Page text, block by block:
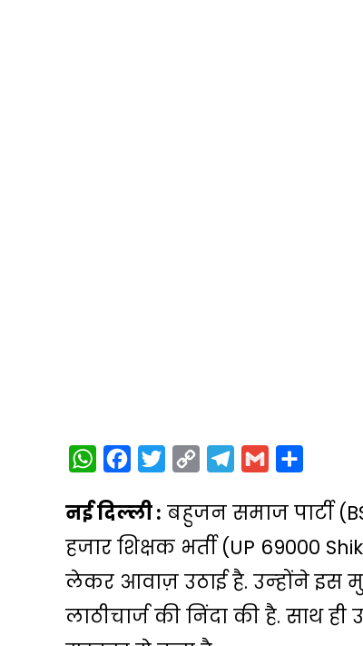
W
a
t
A
p
c
e
o
o
i
t
e
r
p
y
i
n
l
e
g
r
a
a
i
a
r
e
नई दिल्‍ली : बहुजन समाज पार्टी
हजार शिक्षक भर्ती (UP 69000
लेकर आवाज़ उठाई है. उन्‍होंने इस
लाठीचार्ज की निंदा की है. साथ